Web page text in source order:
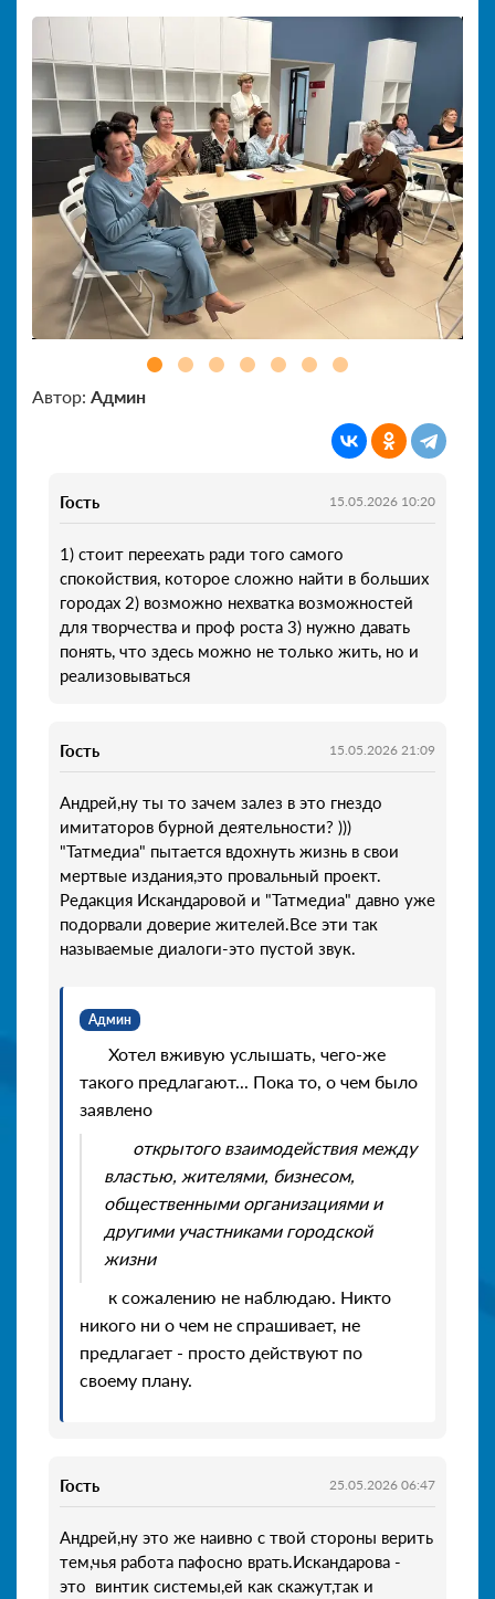
Автор: Админ
Гость 15.05.2026 10:20
1) стоит переехать ради того самого
спокойствия, которое сложно найти в больших
городах 2) возможно нехватка возможностей
для творчества и проф роста 3) нужно давать
понять, что здесь можно не только жить, но и
реализовываться
Гость 15.05.2026 21:09
Андрей,ну ты то зачем залез в это гнездо
имитаторов бурной деятельности? )))
"Татмедиа" пытается вдохнуть жизнь в свои
мертвые издания,это провальный проект.
Редакция Искандаровой и "Татмедиа" давно уже
подорвали доверие жителей.Все эти так
называемые диалоги-это пустой звук.
Админ
Хотел вживую услышать, чего-же
такого предлагают... Пока то, о чем было
заявлено
открытого взаимодействия между
властью, жителями, бизнесом,
общественными организациями и
другими участниками городской
жизни
к сожалению не наблюдаю. Никто
никого ни о чем не спрашивает, не
предлагает - просто действуют по
своему плану.
Гость 25.05.2026 06:47
Андрей,ну это же наивно с твой стороны верить
тем,чья работа пафосно врать.Искандарова -
это винтик системы,ей как скажут,так и